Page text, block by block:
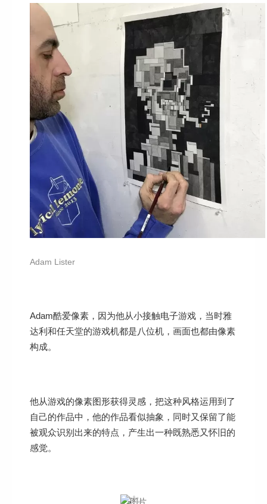
Adam Lister
Adam酷爱像素，因为他从小接触电子游戏，当时雅
达利和任天堂的游戏机都是八位机，画面也都由像素
构成。
他从游戏的像素图形获得灵感，把这种风格运用到了
自己的作品中，他的作品看似抽象，同时又保留了能
被观众识别出来的特点，产生出一种既熟悉又怀旧的
感觉。